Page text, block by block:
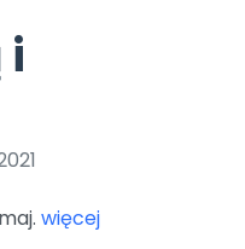
i
więcej